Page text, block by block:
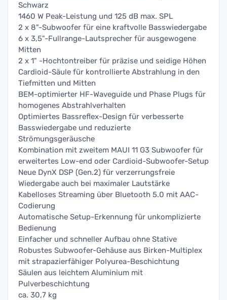
Schwarz
1460 W Peak-Leistung und 125 dB max. SPL
2 x 8"-Subwoofer für eine kraftvolle Basswiedergabe
6 x 3,5"-Fullrange-Lautsprecher für ausgewogene
Mitten
2 x 1" -Hochtontreiber für präzise und seidige Höhen
Cardioid-Säule für kontrollierte Abstrahlung in den
Tiefmitten und Mitten
BEM-optimierter HF-Waveguide und Phase Plugs für
homogenes Abstrahlverhalten
Optimiertes Bassreflex-Design für verbesserte
Basswiedergabe und reduzierte
Strömungsgeräusche
Kombination mit zweitem MAUI 11 G3 Subwoofer für
erweitertes Low-end oder Cardioid-Subwoofer-Setup
Neue DynX DSP (Gen.2) für verzerrungsfreie
Wiedergabe auch bei maximaler Lautstärke
Kabelloses Streaming über Bluetooth 5.0 mit AAC-
Codierung
Automatische Setup-Erkennung für unkomplizierte
Bedienung
Einfacher und schneller Aufbau ohne Stative
Robustes Subwoofer-Gehäuse aus Birken-Multiplex
mit strapazierfähiger Polyurea-Beschichtung
Säulen aus leichtem Aluminium mit
Pulverbeschichtung
ca. 30,7 kg